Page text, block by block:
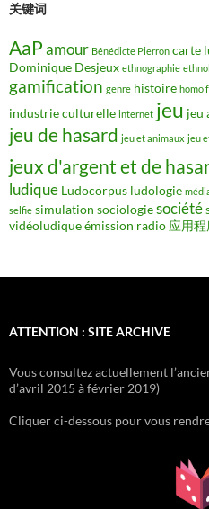
关键词
AaPamour Bénédicte Pierron carte
Dominique Desjeux ethnographie
gamification genre histoire homo
industrie culturelle internet jeu jeu
jeu de hasard jeu et animaux jeu
jeux d'argent et de
ludique Ludocorpus ludologie
selfie simulation sociologiesociété
vidéoludiqueémission radio 应用程
ATTENTION : SITE ARCHIVE
Vous consultez actuellement
d’avril 2015 à février 2019)
Cliquer ci-dessous pour vous